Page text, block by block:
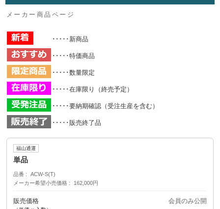
メーカー商品ページ
･････新商品
･････特価商品
･････数量限定
･････在庫限り（終売予定）
･････要納期確認（受注生産を含む）
･････販売終了品
福山通運
単品
品番
ACW-S(T)
メーカー希望小売価格
162,000円
販売価格 会員のみ公開